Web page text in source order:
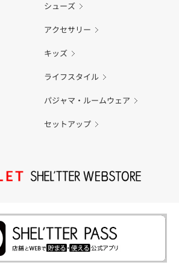
シューズ
アクセサリー
キッズ
ライフスタイル
パジャマ・ルームウェア
セットアップ